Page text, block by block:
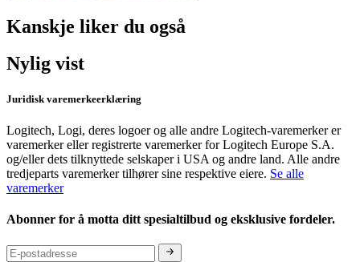
Kanskje liker du også
Nylig vist
Juridisk varemerkeerklæring
Logitech, Logi, deres logoer og alle andre Logitech-varemerker er
varemerker eller registrerte varemerker for Logitech Europe S.A.
og/eller dets tilknyttede selskaper i USA og andre land. Alle andre
tredjeparts varemerker tilhører sine respektive eiere. Se alle
varemerker
Abonner for å motta ditt spesialtilbud og eksklusive fordeler.